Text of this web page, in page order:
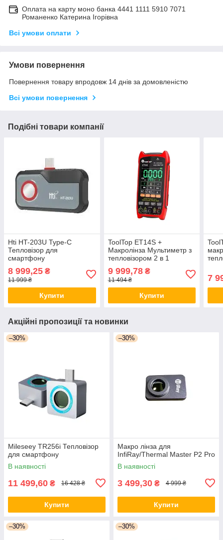
Оплата на карту моно банка 4441 1111 5910 7071
Романенко Катерина Ігорівна
Всі умови оплати
Умови повернення
Повернення товару впродовж 14 днів за домовленістю
Всі умови повернення
Подібні товари компанії
Hti HT-203U Type-C
Тепловізор для
смартфону
8 999,25 ₴
11 999 ₴
Купити
ToolTop ET14S +
Макролінза Мультиметр з
тепловізором 2 в 1
9 999,78₴
11 494 ₴
Купити
7
Акційні пропозиції та новинки
–30%
Mileseey TR256i Тепловізор
для смартфону
В наявності
11 499,60 ₴ 16 428 ₴
Купити
–30%
Макро лінза для
InfiRay/Thermal Master P2 Pro
В наявності
3 499,30 ₴ 4 999 ₴
Купити
–30% –30%